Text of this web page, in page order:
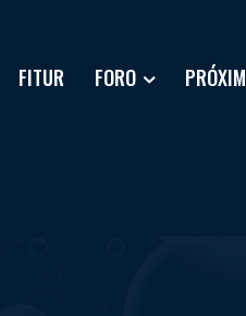
FITUR FORO